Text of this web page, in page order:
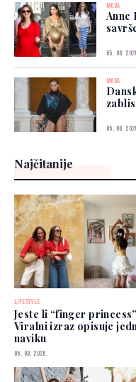
MODA
Anne
05. 08.
MODA
05. 08.
Najčitanije
LIFESTYLE
Jeste li “finger
Viralni izraz opisuje
naviku
05. 08. 2026.